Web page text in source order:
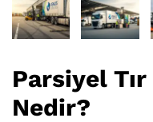
Parsiyel Tır
Nedir?